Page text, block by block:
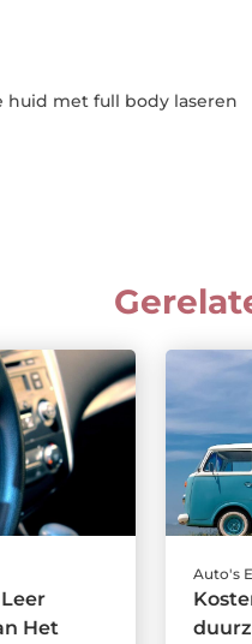
huid met full body laseren
Het
Auto's